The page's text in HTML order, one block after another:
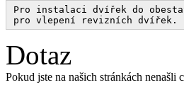
Pro instalaci dvířek do
Dotaz
Pokud jste na našich stránkách